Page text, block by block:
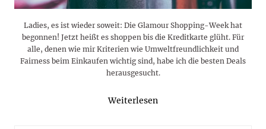
Ladies, es ist wieder soweit: Die Glamour Shopping-Week hat
begonnen! Jetzt heißt es shoppen bis die Kreditkarte glüht. Für
alle, denen wie mir Kriterien wie Umweltfreundlichkeit und
Fairness beim Einkaufen wichtig sind, habe ich die besten Deals
herausgesucht.
Weiterlesen